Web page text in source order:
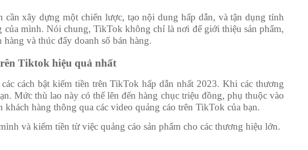
xây dựng một chiến lược, tạo nội dung hấp dẫn, và tận dụng tính
của mình. Nói chung, TikTok không chỉ là nơi để giới thiệu sản phẩm,
và thúc đẩy doanh số bán hàng.
Tiktok hiệu quả nhất
cách bật kiếm tiền trên TikTok hấp dẫn nhất 2023. Khi các thương
Mức thù lao này có thể lên đến hàng chục triệu đồng, phụ thuộc vào
hàng thông qua các video quảng cáo trên TikTok của bạn.
và kiếm tiền từ việc quảng cáo sản phẩm cho các thương hiệu lớn.